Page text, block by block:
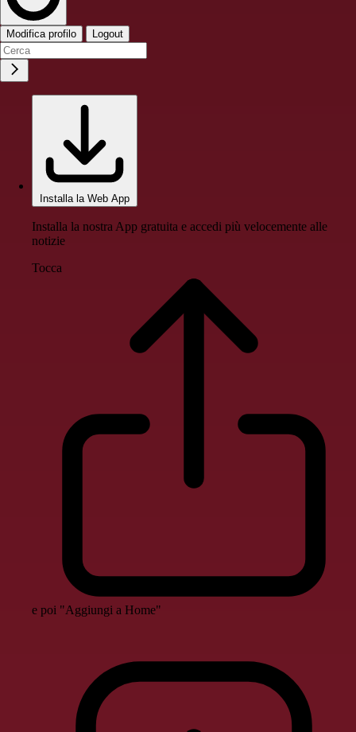
Modifica profilo Logout
Installa la Web App
Installa la nostra App gratuita e accedi più velocemente alle
notizie
Tocca
e poi "Aggiungi a Home"